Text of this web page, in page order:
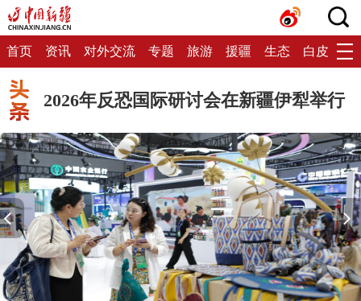
首页 资讯 对外交流 专题 旅游 援疆 生态 白皮书
2026年反恐国际研讨会在新疆伊犁举行